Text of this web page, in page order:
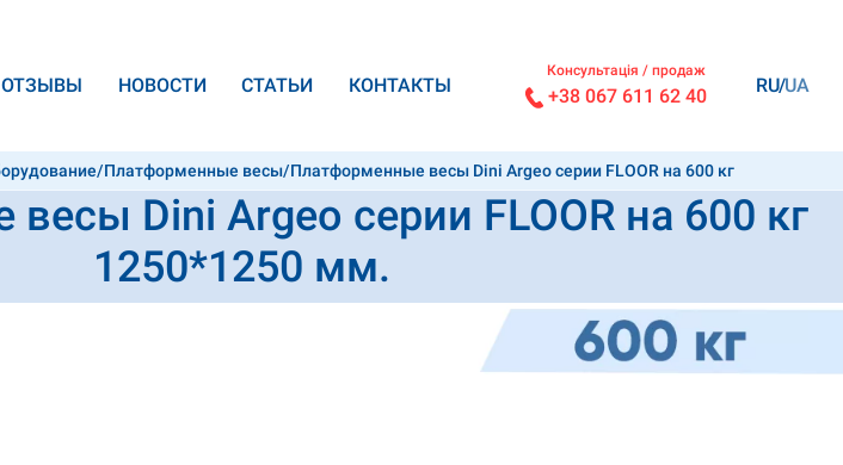
ОТЗЫВЫ НОВОСТИ CТАТЬИ КОНТАКТЫ
Консультація / продаж
+38 067 611 62 40 RU UA
/Платформенные весы/Платформенные весы Dini Argeo серии FLOOR на 600 кг
Dini Argeo серии FLOOR на 600 кг
1250*1250 мм.